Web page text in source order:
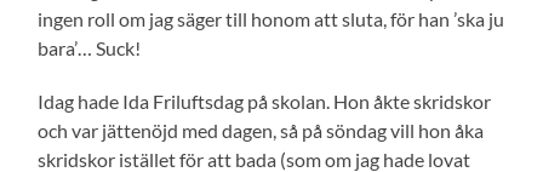
ingen roll om jag säger till honom att sluta, för han ’ska ju
bara’… Suck!
Idag hade Ida Friluftsdag på skolan. Hon åkte skridskor
och var jättenöjd med dagen, så på söndag vill hon åka
skridskor istället för att bada (som om jag hade lovat